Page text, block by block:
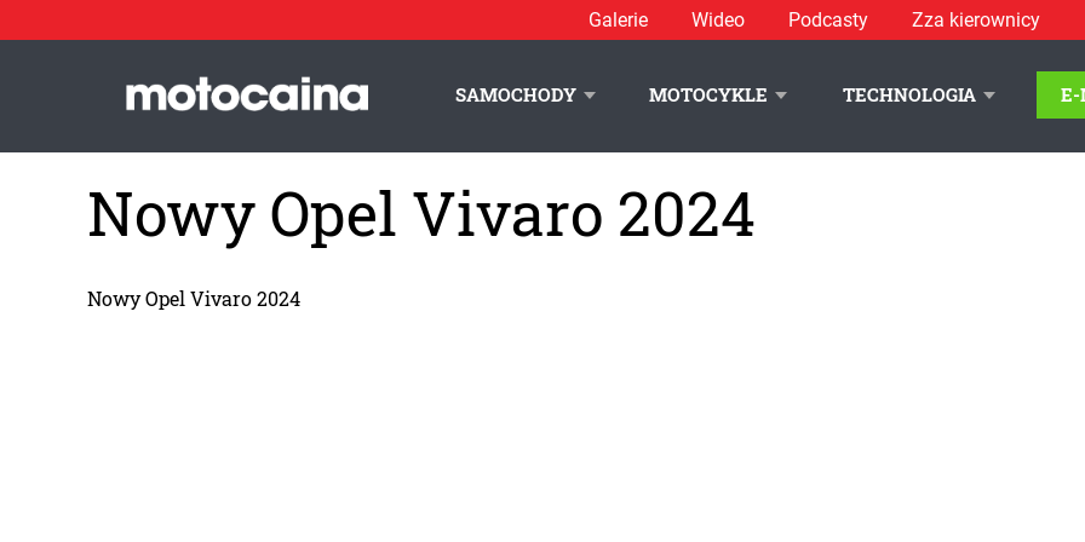
Galerie Wideo Podcasty Zza kierownicy
SAMOCHODY MOTOCYKLE TECHNOLOGIA E-
Nowy Opel Vivaro 2024
Nowy Opel Vivaro 2024